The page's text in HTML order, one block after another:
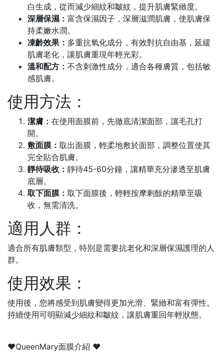
白生成，從而減少細紋和皺紋，提升肌膚緊緻度。
深層保濕： 富含保濕因子，深層滋潤肌膚，使肌膚保
持柔嫩水潤。
凍齡效果： 多重抗氧化成分，有效對抗自由基，延緩
肌膚老化，讓肌膚重現年輕光彩。
溫和配方： 不含刺激性成分，適合各種膚質，包括敏
感肌膚。
使用方法：
潔膚： 在使用面膜前，先徹底清潔面部，讓毛孔打
開。
敷面膜： 取出面膜，輕柔地敷於面部，調整位置使其
完全貼合肌膚。
靜待吸收： 靜待45-60分鐘，讓精華充分滲透至肌膚
底層。
取下面膜： 取下面膜後，輕輕按摩剩餘的精華至吸
收，無需清洗。
適用人群：
適合所有肌膚類型，特別是需要抗老化和深層保濕護理的人
群。
使用效果：
使用後，您將感受到肌膚變得更加光滑、緊緻和富有彈性。
持續使用可明顯減少細紋和皺紋，讓肌膚重回年輕狀態。
♥️QueenMary面膜介紹 ♥️